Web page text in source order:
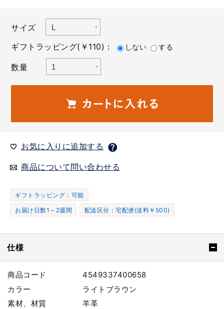
サイズ
ギフトラッピング(￥110)：
しない する
数量
お気に入りに追加する
商品について問い合わせる
ギフトラッピング：可能
お届け日数1～2週間
配送区分：宅配便(送料￥500)
仕様
商品コード
4549337400658
カラー
ライトブラウン
素材、材質
羊革